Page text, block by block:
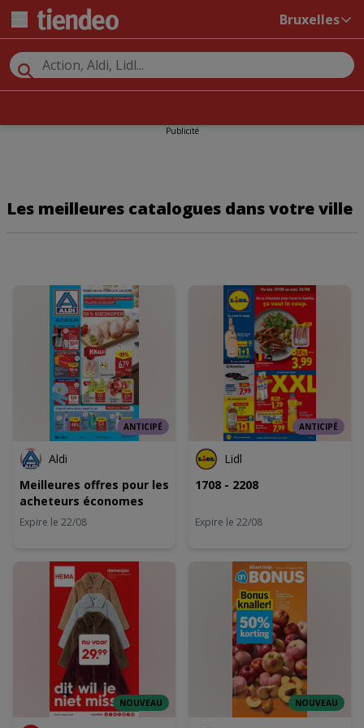
Bruxelles
Publicité
Les meilleures catalogues dans votre ville
ANTICIPÉ
Aldi
Meilleures offres pour les
acheteurs économes
Expire le 22/08
ANTICIPÉ
Lidl
1708 - 2208
Expire le 22/08
NOUVEAU NOUVEAU